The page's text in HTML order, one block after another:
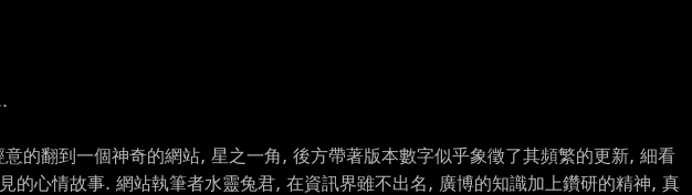
的翻到一個神奇的網站, 星之一角, 後方帶著版本數字似乎象徵了其頻繁的更新, 細看
的心情故事. 網站執筆者水靈兔君, 在資訊界雖不出名, 廣博的知識加上鑽研的精神, 真